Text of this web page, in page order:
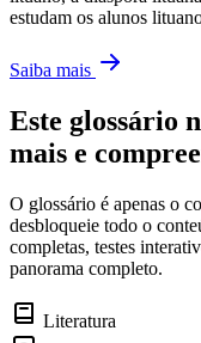
estudam os alunos
Saiba mais
Este glossário
mais e
O glossário é apenas o
desbloqueie todo o
completas, testes
panorama completo.
Literatura